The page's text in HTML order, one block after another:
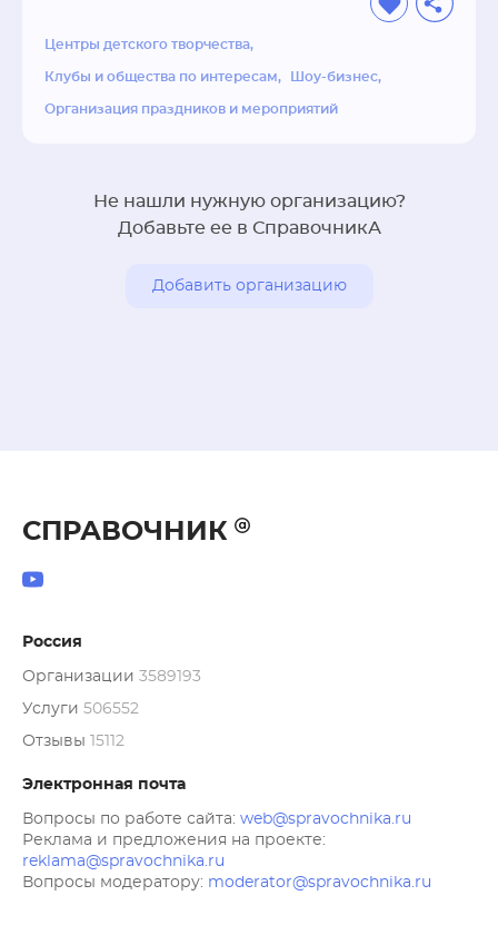
Центры детского творчества
Клубы и общества по интересам Шоу-бизнес
Организация праздников и мероприятий
Не нашли нужную организацию?
Добавьте ее в СправочникА
Добавить организацию
СПРАВОЧНИК
Россия
Организации 3589193
Услуги 506552
Отзывы 15112
Электронная почта
Вопросы по работе сайта: web@spravochnika.ru
Реклама и предложения на проекте:
reklama@spravochnika.ru
Вопросы модератору: moderator@spravochnika.ru